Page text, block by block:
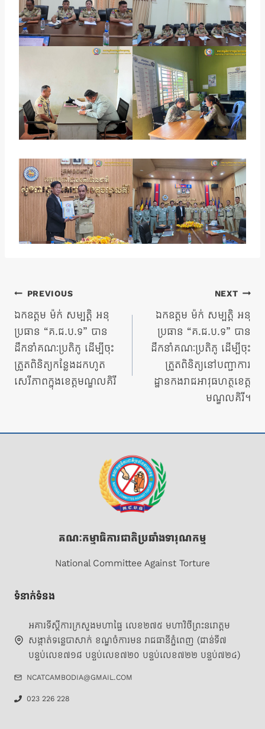
ការ​
នាំទិស​
ប្រកាស
PREVIOUS
ឯកឧត្តម ម៉ក់ សម្បត្តិ អនុ
ប្រធាន “គ.ជ.ប.ទ” បាន
ដឹកនាំគណៈប្រតិភូ ដើម្បីចុះ
ត្រួតពិនិត្យកន្លែងដកហូត
សេរីភាពក្នុងខេត្តមណ្ឌលគិរី
NEXT
ឯកឧត្តម ម៉ក់ សម្បត្តិ អនុ
ប្រធាន “គ.ជ.ប.ទ” បាន
ដឹកនាំគណៈប្រតិភូ ដើម្បីចុះ
ត្រួតពិនិត្យនៅបញ្ជាការ
ដ្ឋានកងរាជអាវុធហត្ថខេត្ត
មណ្ឌលគិរី។
គណៈកម្មាធិការជាតិប្រឆាំងទារុណកម្ម
National Committee Against Torture
ទំនាក់ទំនង
អគារទីស្តីការក្រសួងមហាផ្ទៃ លេខ២៧៥ មហាវិថីព្រះនរោត្តម
សង្កាត់ទន្លេបាសាក់ ខណ្ឌចំការមន រាជធានីភ្នំពេញ (ជាន់ទី៧
បន្ទប់លេខ៧១៨ បន្ទប់លេខ៧២០ បន្ទប់លេខ៧២២ បន្ទប់៧២៤)
NCATCAMBODIA@GMAIL.COM
023 226 228